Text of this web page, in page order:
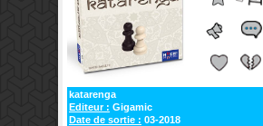
katarenga
Editeur : Gigamic
Date de sortie : 03-2018